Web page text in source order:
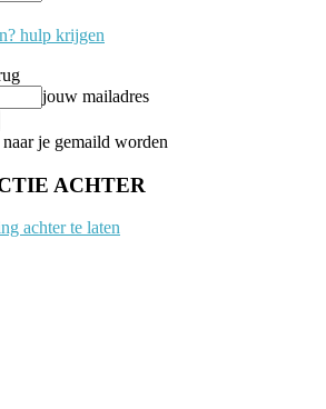
hulp krijgen
jouw mailadres
je gemaild worden
ACHTER
achter te laten